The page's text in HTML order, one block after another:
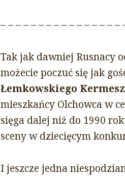
– – – – – – – – – – – – – – – –
Tak jak dawniej Rusnacy
możecie poczuć się jak
Łemkowskiego
mieszkańcy Olchowca w
sięga dalej niż do 1990
sceny w dziecięcym
I jeszcze jedna